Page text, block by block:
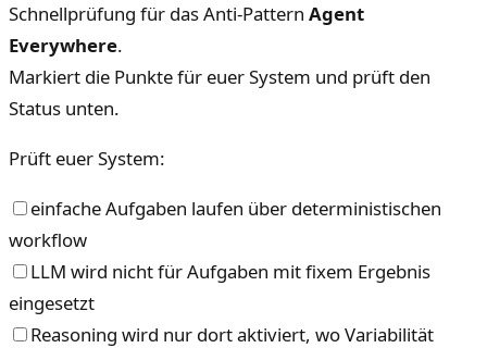
Schnellprüfung für das Anti-Pattern Agent
Everywhere.
Markiert die Punkte für euer System und prüft den
Status unten.
Prüft euer System:
einfache Aufgaben laufen über deterministischen
workflow
LLM wird nicht für Aufgaben mit fixem Ergebnis
eingesetzt
Reasoning wird nur dort aktiviert, wo Variabilität